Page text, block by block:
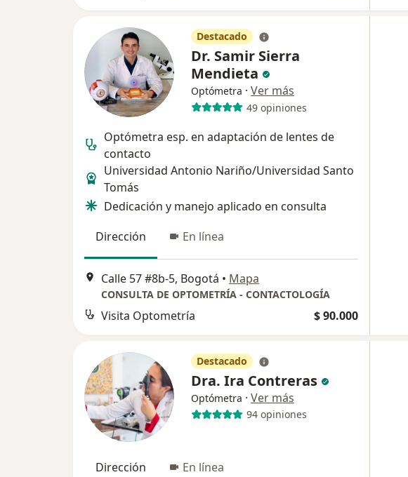
Destacado
Dr. Samir Sierra
Mendieta
Optómetra · Ver más
49 opiniones
Optómetra esp. en adaptación de lentes de
contacto
Universidad Antonio Nariño/Universidad Santo
Tomás
Dedicación y manejo aplicado en consulta
Dirección
En línea
Calle 57 #8b-5, Bogotá • Mapa
CONSULTA DE OPTOMETRÍA - CONTACTOLOGÍA
Visita Optometría $ 90.000
Destacado
Dra. Ira Contreras
Optómetra · Ver más
94 opiniones
Dirección En línea